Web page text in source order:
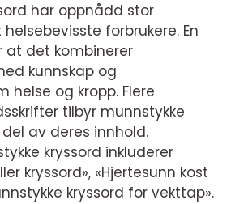
har oppnådd stor
forbrukere. En
at det kombinerer
kunnskap og
helse og kropp. Flere
tilbyr munnstykke
av deres innhold.
kryssord inkluderer
kryssord», «Hjertesunn kost
kryssord for vekttap».